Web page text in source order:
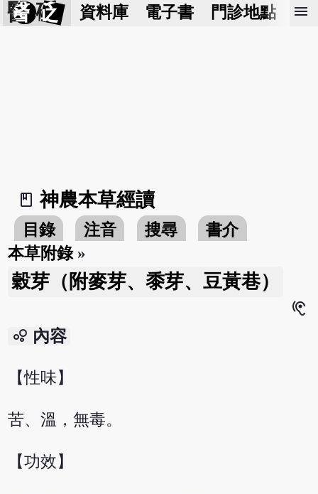
醫 砭 資料庫 電子書 門診地點 預
menu
book_2
神農本草經讀
目錄 注音 搜尋
書介
本草附錄»
穀芽（附麥芽、黍芽、豆黃巷）
hearing
bubble_chart 內容
【性味】
苦、溫，無毒。
【功效】